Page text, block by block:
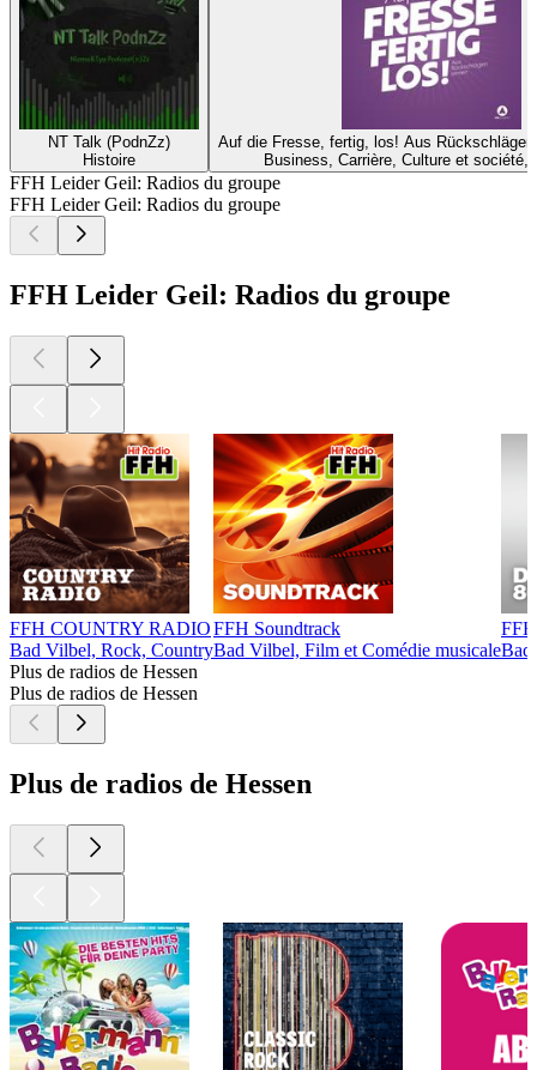
NT Talk (PodnZz)
Histoire
Auf die Fresse, fertig, los! Aus
Business, Carrière, Culture et société,
FFH Leider Geil: Radios du groupe
FFH Leider Geil: Radios du groupe
FFH Leider Geil: Radios du groupe
FFH COUNTRY RADIO
Bad Vilbel, Rock, Country
FFH Soundtrack
Bad Vilbel, Film et Comédie musicaleBad
Plus de radios de Hessen
Plus de radios de Hessen
Plus de radios de Hessen